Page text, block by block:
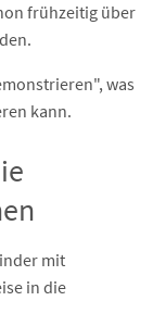
frühzeitig über
was
kann.
mit
in die